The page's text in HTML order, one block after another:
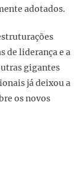
adotados.
de liderança e a
gigantes
já deixou a
os novos